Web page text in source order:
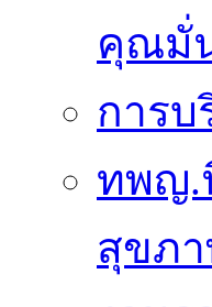
คุณมั่
การบ
ทพญ.
สุขภ